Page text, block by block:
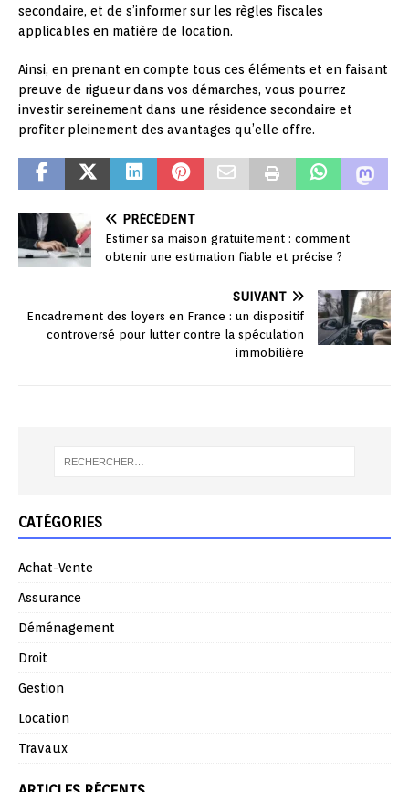
secondaire, et de s’informer sur les règles fiscales
applicables en matière de location.
Ainsi, en prenant en compte tous ces éléments et en faisant
preuve de rigueur dans vos démarches, vous pourrez
investir sereinement dans une résidence secondaire et
profiter pleinement des avantages qu’elle offre.
PRÉCÉDENT
Estimer sa maison gratuitement : comment
obtenir une estimation fiable et précise ?
SUIVANT
Encadrement des loyers en France : un dispositif
controversé pour lutter contre la spéculation
immobilière
CATÉGORIES
Achat-Vente
Assurance
Déménagement
Droit
Gestion
Location
Travaux